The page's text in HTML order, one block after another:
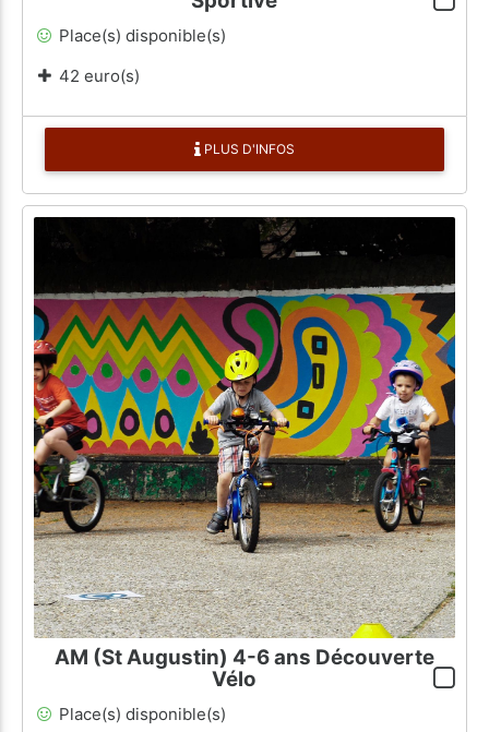
Place(s) disponible(s)
42 euro(s)
PLUS D'INFOS
AM (St Augustin) 4-6 ans Découverte
Vélo
Place(s) disponible(s)